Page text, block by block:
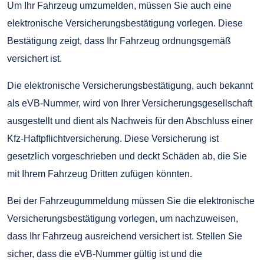
Um Ihr Fahrzeug umzumelden, müssen Sie auch eine
elektronische Versicherungsbestätigung vorlegen. Diese
Bestätigung zeigt, dass Ihr Fahrzeug ordnungsgemäß
versichert ist.
Die elektronische Versicherungsbestätigung, auch bekannt
als eVB-Nummer, wird von Ihrer Versicherungsgesellschaft
ausgestellt und dient als Nachweis für den Abschluss einer
Kfz-Haftpflichtversicherung. Diese Versicherung ist
gesetzlich vorgeschrieben und deckt Schäden ab, die Sie
mit Ihrem Fahrzeug Dritten zufügen könnten.
Bei der Fahrzeugummeldung müssen Sie die elektronische
Versicherungsbestätigung vorlegen, um nachzuweisen,
dass Ihr Fahrzeug ausreichend versichert ist. Stellen Sie
sicher, dass die eVB-Nummer gültig ist und die